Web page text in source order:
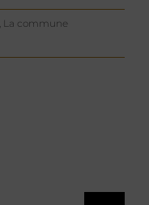
La commune